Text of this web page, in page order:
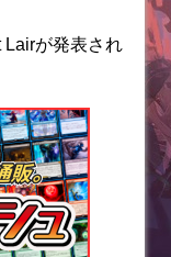
Lairが発表され